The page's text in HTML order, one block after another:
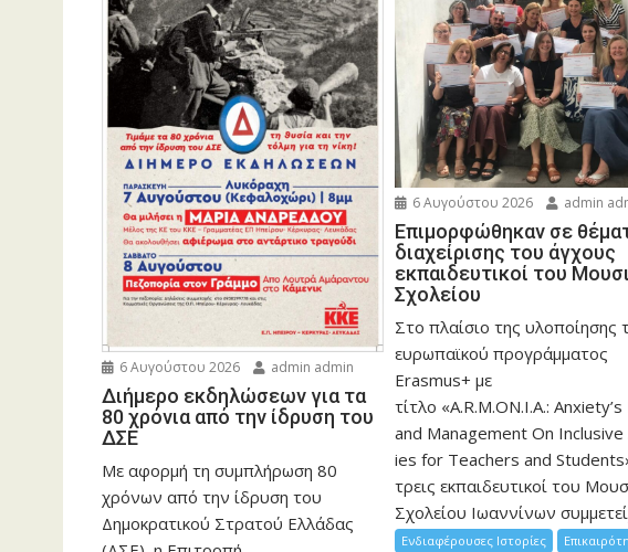
6 Αυγούστου 2026 admin admin
Διήμερο εκδηλώσεων για τα
80 χρόνια από την ίδρυση του
ΔΣΕ
Με αφορμή τη συμπλήρωση 80
χρόνων από την ίδρυση του
Δημοκρατικού Στρατού Ελλάδας
6 Αυγούστου 2026 admin
Eπιμορφώθηκαν σε
διαχείρισης του άγχους
εκπαιδευτικοί του
Σχολείου
Στο πλαίσιο της υλοποίησης
ευρωπαϊκού προγράμματος
Erasmus+ με
τίτλο «A.R.M.ON.I.A.:
and Management On
ies for Teachers and
τρεις εκπαιδευτικοί του
Σχολείου Ιωαννίνων
Ενδιαφέρουσες Ιστορίες